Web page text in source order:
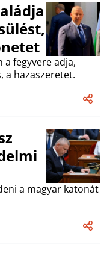
fegyvere adja,
a hazaszeretet.
a magyar katonát